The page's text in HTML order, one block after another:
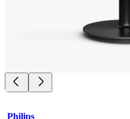
Philips